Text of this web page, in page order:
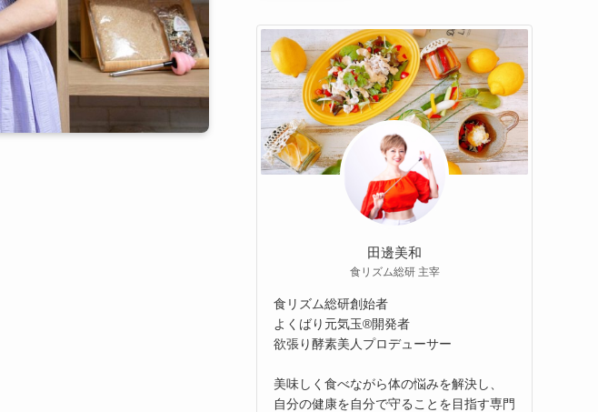
田邊美和
食リズム総研 主宰
食リズム総研創始者
よくばり元気玉®開発者
欲張り酵素美人プロデューサー
美味しく食べながら体の悩みを解決し、
自分の健康を自分で守ることを目指す専門